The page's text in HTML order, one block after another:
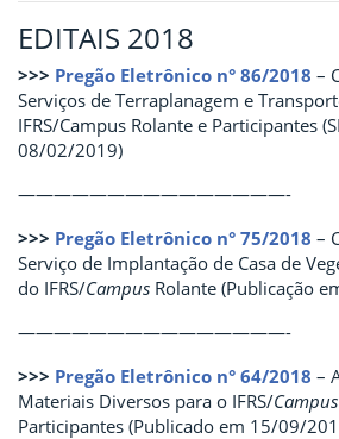
EDITAIS 2018
>>> Pregão Eletrônico n° 86/2018 –
Serviços de Terraplanagem e
IFRS/Campus Rolante e Participantes
08/02/2019)
———————————————-
>>> Pregão Eletrônico n° 75/2018 –
Serviço de Implantação de Casa de
do IFRS/Campus Rolante (Publicação
———————————————-
>>> Pregão Eletrônico n° 64/2018 –
Materiais Diversos para o IFRS/Campus
Participantes (Publicado em 15/09/